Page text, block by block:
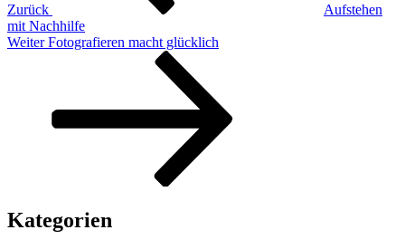
Zurück
Aufstehen
mit Nachhilfe
Nächster
Weiter Fotografieren macht glücklich
Kategorien